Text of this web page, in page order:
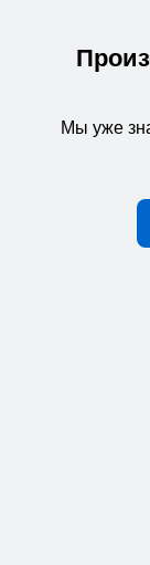
Мы уже